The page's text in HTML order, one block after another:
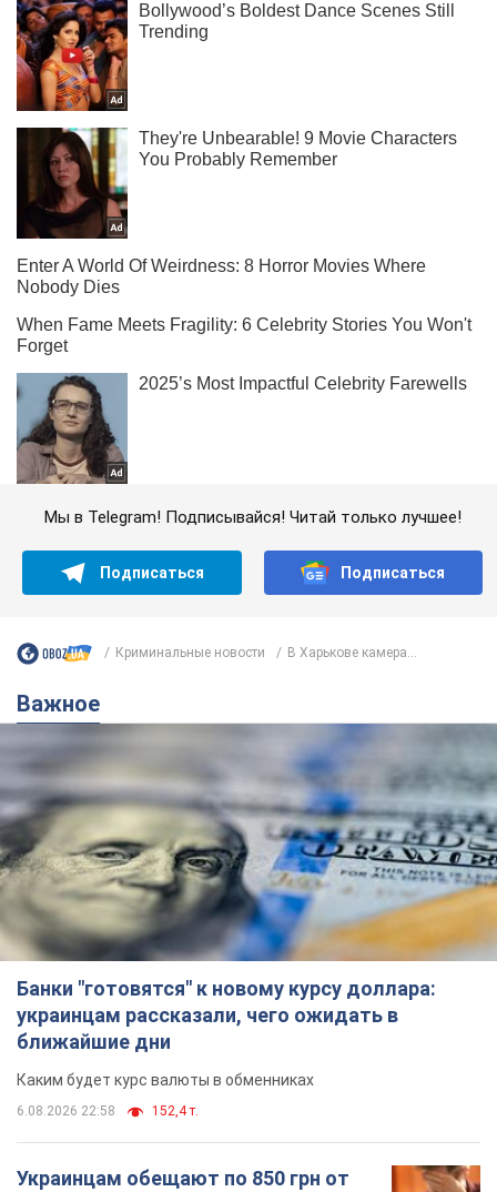
Мы в Telegram! Подписывайся! Читай только лучшее!
Подписаться Подписаться
Криминальные новости В Харькове камера...
Важное
Банки "готовятся" к новому курсу доллара:
украинцам рассказали, чего ожидать в
ближайшие дни
Каким будет курс валюты в обменниках
6.08.2026 22:58 152,4 т.
Украинцам обещают по 850 грн от